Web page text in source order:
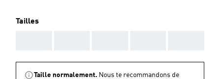
Tailles
Taille normalement. Nous te recommandons de